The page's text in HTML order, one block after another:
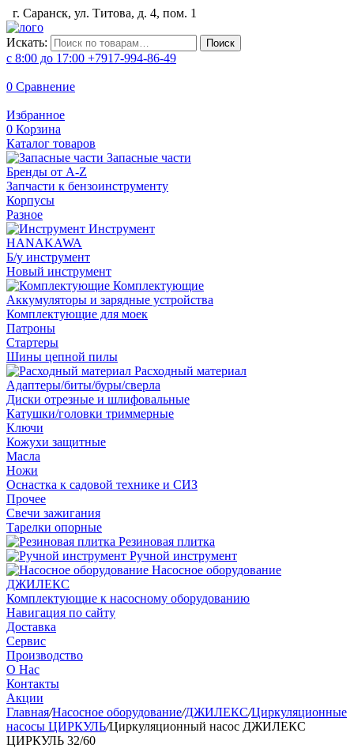
г. Саранск, ул. Титова, д. 4, пом. 1
Искать: Поиск
с 8:00 до 17:00 +7917-994-86-49
0 Сравнение
Избранное
0 Корзина
Каталог товаров
Запасные части
Бренды от A-Z
Запчасти к бензоинструменту
Корпусы
Разное
Инструмент
HANAKAWA
Б/у инструмент
Новый инструмент
Комплектующие
Аккумуляторы и зарядные устройства
Комплектующие для моек
Патроны
Стартеры
Шины цепной пилы
Расходный материал
Адаптеры/биты/буры/сверла
Диски отрезные и шлифовальные
Катушки/головки триммерные
Ключи
Кожухи защитные
Масла
Ножи
Оснастка к садовой технике и СИЗ
Прочее
Свечи зажигания
Тарелки опорные
Резиновая плитка
Ручной инструмент
Насосное оборудование
ДЖИЛЕКС
Комплектующие к насосному оборудованию
Навигация по сайту
Доставка
Сервис
Производство
О Нас
Контакты
Акции
Главная/Насосное оборудование/ДЖИЛЕКС/Циркуляционные
насосы ЦИРКУЛЬ/Циркуляционный насос ДЖИЛЕКС
ЦИРКУЛЬ 32/60